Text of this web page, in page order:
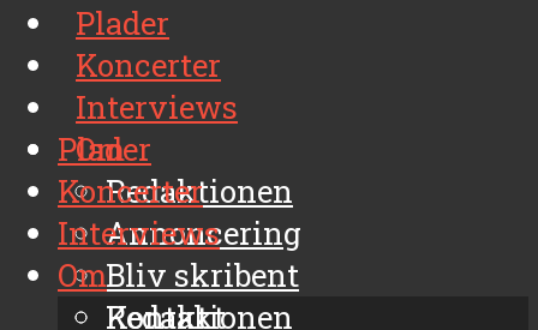
Plader
Koncerter
Interviews
Om
Redaktionen
Annoncering
Bliv skribent
Kontakt
Plader
Koncerter
Interviews
Om
Redaktionen